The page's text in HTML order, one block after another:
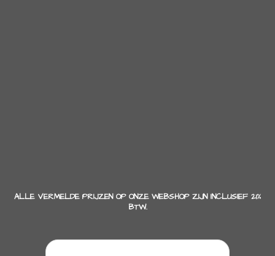
ALLE VERMELDE PRIJZEN OP ONZE WEBSHOP ZIJN INCLUSIEF 21%
BTW.